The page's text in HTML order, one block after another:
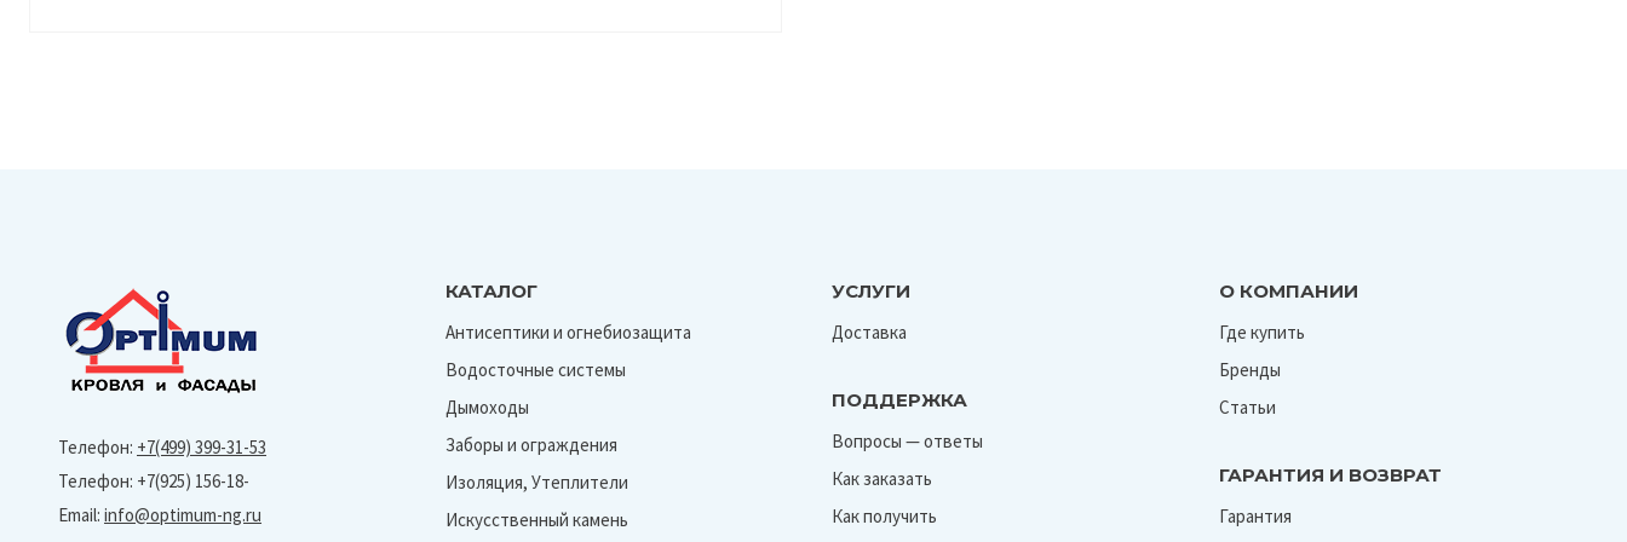
Телефон: +7(499) 399-31-53
Телефон: +7(925) 156-18-
Email: info@optimum-ng.ru
КАТАЛОГ
Антисептики и огнебиозащита
Водосточные системы
Дымоходы
Заборы и ограждения
Изоляция, Утеплители
Искусственный камень
УСЛУГИ
Доставка
ПОДДЕРЖКА
Вопросы — ответы
Как заказать
Как получить
О КОМПАНИИ
Где купить
Бренды
Статьи
ГАРАНТИЯ И ВОЗВРАТ
Гарантия